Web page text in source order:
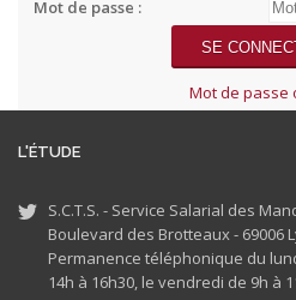
Mot de passe :
Mot de passe
L'ÉTUDE
S.C.T.S. - Service Salarial des
Boulevard des Brotteaux - 69006
Permanence téléphonique du
14h à 16h30, le vendredi de 9h à